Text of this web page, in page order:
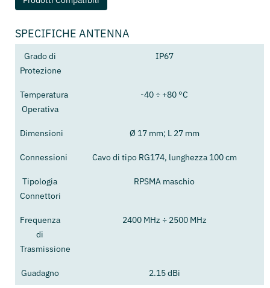
SPECIFICHE ANTENNA
Grado di
Protezione
IP67
Temperatura
Operativa
-40 ÷ +80 °C
Dimensioni Ø 17 mm; L 27 mm
Connessioni Cavo di tipo RG174, lunghezza 100 cm
Tipologia
Connettori
RPSMA maschio
Frequenza
di
Trasmissione
2400 MHz ÷ 2500 MHz
Guadagno 2.15 dBi